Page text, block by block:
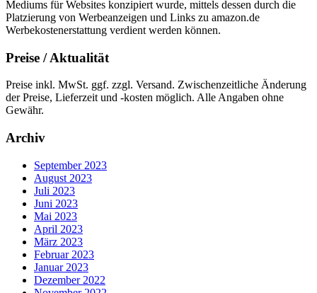
Mediums für Websites konzipiert wurde, mittels dessen durch die
Platzierung von Werbeanzeigen und Links zu amazon.de
Werbekostenerstattung verdient werden können.
Preise / Aktualität
Preise inkl. MwSt. ggf. zzgl. Versand. Zwischenzeitliche Änderung
der Preise, Lieferzeit und -kosten möglich. Alle Angaben ohne
Gewähr.
Archiv
September 2023
August 2023
Juli 2023
Juni 2023
Mai 2023
April 2023
März 2023
Februar 2023
Januar 2023
Dezember 2022